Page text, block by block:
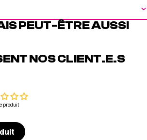
PEUT-ÊTRE AUSSI
NOS CLIENT.E.S
produit